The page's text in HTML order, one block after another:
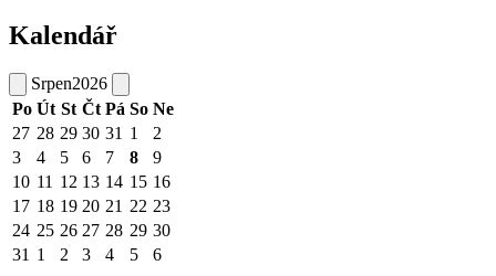
Kalendář
Srpen2026
Po Út St Čt Pá So Ne
27 28 29 30 31 1
2
3
4 5 6 7 8
9
10 11 12 13 14 15 16
17 18 19 20 21 22 23
24 25 26 27 28 29 30
31 1 2 3 4 5 6